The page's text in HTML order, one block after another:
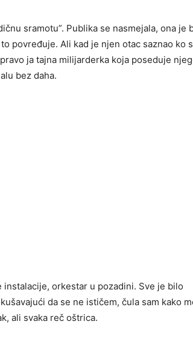
sramotu”. Publika se nasmejala, ona je
povređuje. Ali kad je njen otac saznao ko
ja tajna milijarderka koja poseduje
bez daha.
orkestar u pozadini. Sve je bilo
da se ne ističem, čula sam kako
ali svaka reč oštrica.